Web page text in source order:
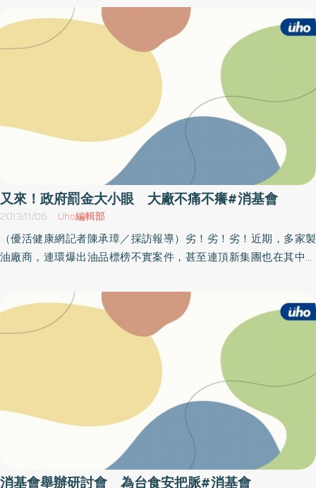
1） 台灣基因改造食品含量標示太寬鬆台灣目前規定，以基改黃豆或
玉米為原料且占最終產品總重量5％以上，應標示「基因改造」或
「含基因改造」字樣，不同國家或地區的基因改造食品標示規定相
較之下，台灣基因改造食品含量標示太寬鬆，在其他國家規定含量
0.9％、1％須強制標示時，我們至少要有相同的規定，才能真正保
障消費者食的安全。2） 商品應該不分包裝狀態，一律標示許多消費
者習慣在菜市場購買黃豆製品，例如豆乾、豆腐等，民眾習慣在早
餐店買豆漿、常去速食店喝玉米濃湯，這些散裝食品或已經烹調的
食品，竟沒有納入基因改造食品標示範圍，形同開了一扇方便之
門，對消費者的保障僅做了一半。3） 基因改造標示範圍應擴大台灣
目前核准進口基因改造黃豆及玉米，所以標示規定僅侷限於基因改
造黃豆或玉米，但全球基因改造作物還包括番茄、木瓜、馬鈴薯、
稻米、油菜等，不是只有黃豆、玉米，完備的基因改造標示政策應
該包括所有含基因改造作物成分的食品，台灣應比照歐盟強制標示
論農作物種類、不論含量多寡，都建議主動標示，透過完備的標
示，才能讓消費者飲食「食在安心」。
憤怒，而近日，農糧署又再度爆出假米問題，各大知名廠商又再度
入列，熟悉到民眾都會背了，可是因為罰金似乎九牛一毛，讓他們
無不「沒有」繃緊神經，持續販售假米，消基會就痛批，罰金太
少，政府又在行包庇作為，實在難以讓民眾放心！假米名單 民眾
已快被背起來這次被抓的的假米到底有多「假」？消基會表示，10
粒米中1粒台梗9號米都沒有、或是10粒米中僅2粒台農71號，已算是
攙偽假冒，〈糧食管理法〉並無相關規範，只是以標示不實開罰，
也只罰最低4萬元，而非最高罰鍰20萬元，政府每次都只是重重舉
起、輕輕放下，這些罰金對於大廠商來說根本不痛不癢，難怪廠商
總是一犯再犯。屢次違規的山水米再度上榜，台糖、金農米、三好
米都還是名列其中，民眾都快要背起來了。消基會董事長張智剛強
調，政府明明能用〈食品衛生管理法〉的「攙偽假冒」項目，來對
不肖業者重罰最高1,500萬元，甚至可以撤銷糧商的登記證，但卻總
是選擇輕罰、縱放，難道政府是想跟黑心業者成為共犯結構，讓民
眾當冤大頭嗎？消基會呼籲，包裝米問題不斷發生，已有監委表示
徹底了解有關單位是否怠忽職守、甚至瀆職，才導致包裝米管理出
現嚴重漏洞。
又來！政府罰金大小眼 大廠不痛不癢#消基會
2013/11/06 Uho編輯部
（優活健康網記者陳承璋／採訪報導）劣！劣！劣！近期，多家製
油廠商，連環爆出油品標榜不實案件，甚至連頂新集團也在其中，
就出面痛批，這些大廠，政府是否有包庇的嫌疑？為什麼頂新集團
明明有違法，還能正氣鼎然的呼籲各食品廠要有良心？消費者的權
益，幾乎被食品大廠通通給騙去。罰金判斷標準有落差 政府疑似
大小眼而關於各廠罰金，消基會指出，大統被罰了十八億之多，但
為什麼頂新，政府卻只罰幾百萬元，就草草了事？面對這些問題廠
商，政府大部分卻以「標示不實」來進行開罰，並非以「攙偽假
冒」開罰，這兩者之間的罰金相去甚遠，前者只罰二十萬，後者最
高可罰到一千五百萬並且所有產品都須銷毀，不能改標又重新上
架，讓人質疑，政府是否有包庇大廠的嫌疑，罰小不罰大！另外，
這些問題油，多數包裝都號稱「純」或「百分百」，內容物卻用許
多其他的油來混充，政府在判定標示不實或是攙偽假冒的界線就顯
消基會舉辦研討會 為台食安把脈#消基會